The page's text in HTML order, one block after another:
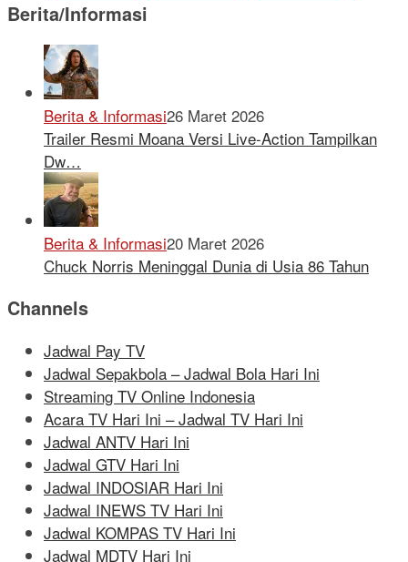
Berita/Informasi
Berita & Informasi26 Maret 2026
Trailer Resmi Moana Versi Live-Action Tampilkan
Dw…
Berita & Informasi20 Maret 2026
Chuck Norris Meninggal Dunia di Usia 86 Tahun
Channels
Jadwal Pay TV
Jadwal Sepakbola – Jadwal Bola Hari Ini
Streaming TV Online Indonesia
Acara TV Hari Ini – Jadwal TV Hari Ini
Jadwal ANTV Hari Ini
Jadwal GTV Hari Ini
Jadwal INDOSIAR Hari Ini
Jadwal INEWS TV Hari Ini
Jadwal KOMPAS TV Hari Ini
Jadwal MDTV Hari Ini